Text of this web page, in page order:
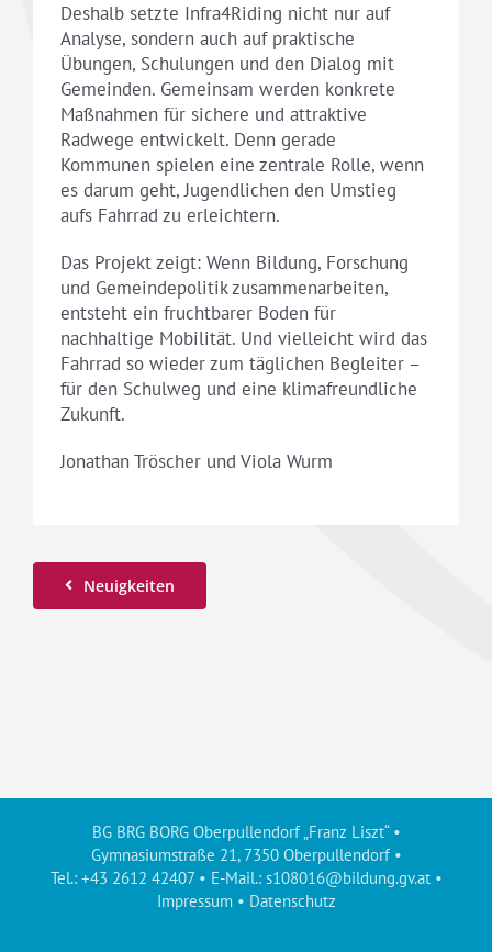
Deshalb setzte Infra4Riding nicht nur auf
Analyse, sondern auch auf praktische
Übungen, Schulungen und den Dialog mit
Gemeinden. Gemeinsam werden konkrete
Maßnahmen für sichere und attraktive
Radwege entwickelt. Denn gerade
Kommunen spielen eine zentrale Rolle, wenn
es darum geht, Jugendlichen den Umstieg
aufs Fahrrad zu erleichtern.
Das Projekt zeigt: Wenn Bildung, Forschung
und Gemeindepolitik zusammenarbeiten,
entsteht ein fruchtbarer Boden für
nachhaltige Mobilität. Und vielleicht wird das
Fahrrad so wieder zum täglichen Begleiter –
für den Schulweg und eine klimafreundliche
Zukunft.
Jonathan Tröscher und Viola Wurm
Neuigkeiten
BG BRG BORG Oberpullendorf „Franz Liszt“ •
Gymnasiumstraße 21, 7350 Oberpullendorf •
Tel.: +43 2612 42407 • E-Mail.: s108016@bildung.gv.at•
Impressum• Datenschutz